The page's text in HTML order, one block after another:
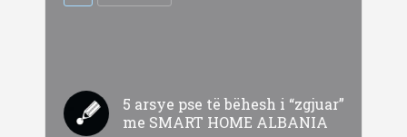
5 arsye pse të bëhesh i “zgjuar”
me SMART HOME ALBANIA